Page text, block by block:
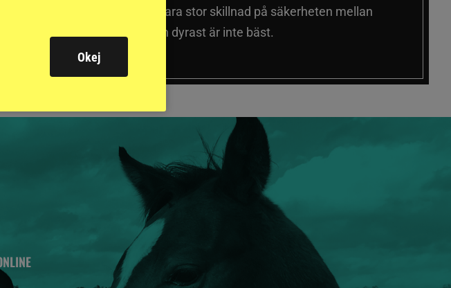
säkraste. Det visar sig vara stor skillnad på säkerheten mellan
de olika hjälmarna – och dyrast är inte bäst.
Okej